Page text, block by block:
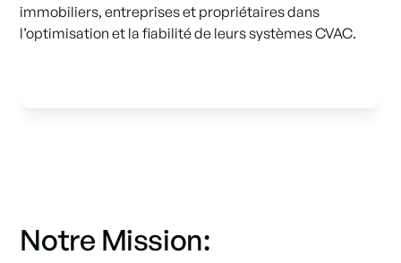
immobiliers, entreprises et propriétaires dans
l’optimisation et la fiabilité de leurs systèmes CVAC.
Notre Mission: